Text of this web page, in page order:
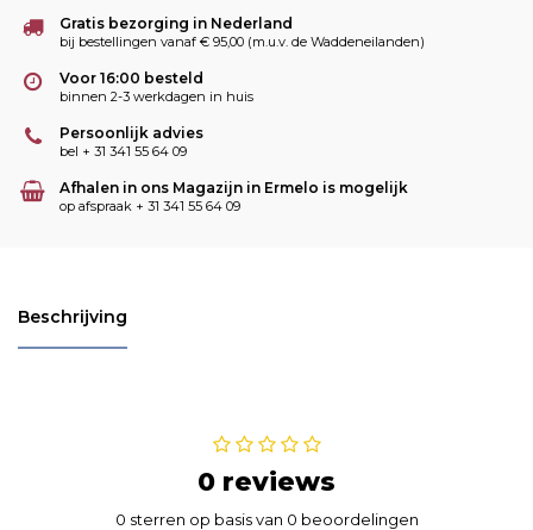
Gratis bezorging in Nederland
bij bestellingen vanaf € 95,00 (m.u.v. de Waddeneilanden)
Voor 16:00 besteld
binnen 2-3 werkdagen in huis
Persoonlijk advies
bel + 31 341 55 64 09
Afhalen in ons Magazijn in Ermelo is mogelijk
op afspraak + 31 341 55 64 09
Beschrijving
0 reviews
0 sterren op basis van 0 beoordelingen